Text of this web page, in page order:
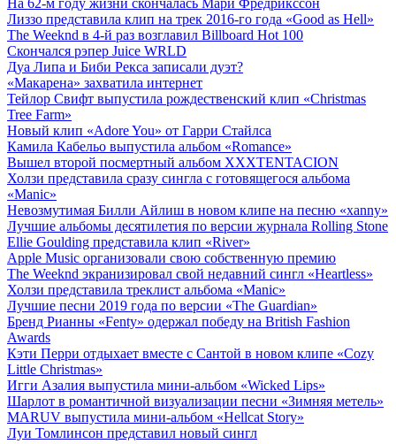
На 62-м году жизни скончалась Мари Фредрикссон
Лиззо представила клип на трек 2016-го года «Good as Hell»
The Weeknd в 4-й раз возглавил Billboard Hot 100
Скончался рэпер Juice WRLD
Дуа Липа и Биби Рекса записали дуэт?
«Макарена» захватила интернет
Тейлор Свифт выпустила рождественский клип «Christmas
Tree Farm»
Новый клип «Adore You» от Гарри Стайлса
Камила Кабельо выпустила альбом «Romance»
Вышел второй посмертный альбом XXXTENTACION
Холзи представила сразу сингла с готовящегося альбома
«Manic»
Невозмутимая Билли Айлиш в новом клипе на песню «xanny»
Лучшие альбомы десятилетия по версии журнала Rolling Stone
Ellie Goulding представила клип «River»
Apple Music организовали свою собственную премию
The Weeknd экранизировал свой недавний сингл «Heartless»
Холзи представила треклист альбома «Manic»
Лучшие песни 2019 года по версии «The Guardian»
Бренд Рианны «Fenty» одержал победу на British Fashion
Awards
Кэти Перри отдыхает вместе с Сантой в новом клипе «Cozy
Little Christmas»
Игги Азалия выпустила мини-альбом «Wicked Lips»
Шарлот в романтичной визуализации песни «Зимняя метель»
MARUV выпустила мини-альбом «Hellcat Story»
Луи Томлинсон представил новый сингл